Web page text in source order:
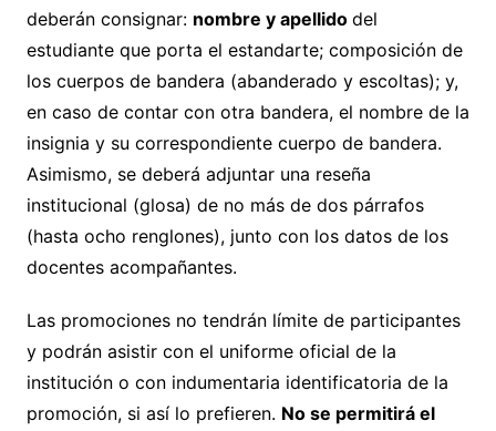
deberán consignar: nombre y apellido del
estudiante que porta el estandarte; composición de
los cuerpos de bandera (abanderado y escoltas); y,
en caso de contar con otra bandera, el nombre de la
insignia y su correspondiente cuerpo de bandera.
Asimismo, se deberá adjuntar una reseña
institucional (glosa) de no más de dos párrafos
(hasta ocho renglones), junto con los datos de los
docentes acompañantes.
Las promociones no tendrán límite de participantes
y podrán asistir con el uniforme oficial de la
institución o con indumentaria identificatoria de la
promoción, si así lo prefieren. No se permitirá el